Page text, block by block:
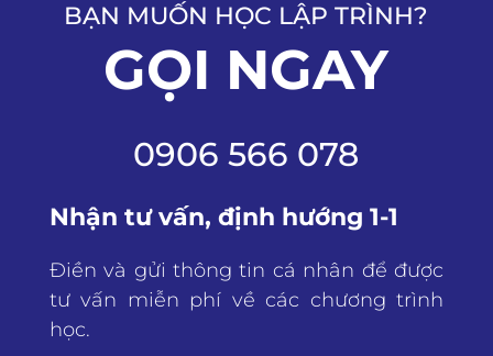
BẠN MUỐN HỌC LẬP TRÌNH?
GỌI NGAY
0906 566 078
Nhận tư vấn, định hướng 1-1
Điền và gửi thông tin cá nhân để được
tư vấn miễn phí về các chương trình
học.